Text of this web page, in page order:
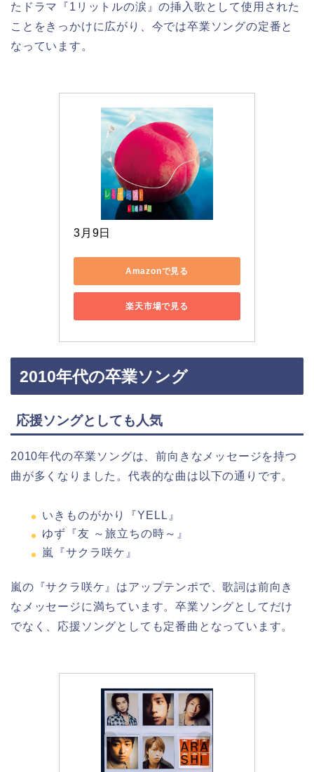
たドラマ『1リットルの涙』の挿入歌として使用された
ことをきっかけに広がり、今では卒業ソングの定番と
なっています。
3月9日
Amazonで見る
楽天市場で見る
2010年代の卒業ソング
応援ソングとしても人気
2010年代の卒業ソングは、前向きなメッセージを持つ
曲が多くなりました。代表的な曲は以下の通りです。
いきものがかり『YELL』
ゆず『友 ～旅立ちの時～』
嵐『サクラ咲ケ』
嵐の『サクラ咲ケ』はアップテンポで、歌詞は前向き
なメッセージに満ちています。卒業ソングとしてだけ
でなく、応援ソングとしても定番曲となっています。